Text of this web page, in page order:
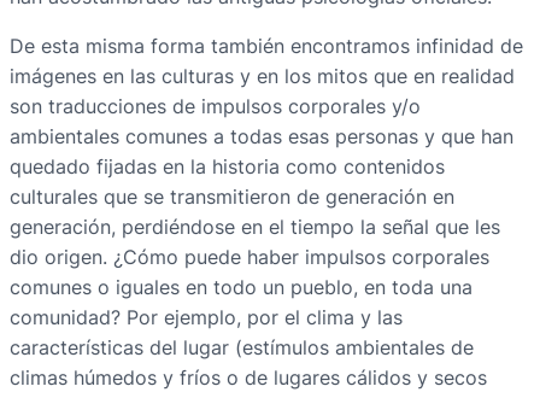
De esta misma forma también encontramos infinidad de
imágenes en las culturas y en los mitos que en realidad
son traducciones de impulsos corporales y/o
ambientales comunes a todas esas personas y que han
quedado fijadas en la historia como contenidos
culturales que se transmitieron de generación en
generación, perdiéndose en el tiempo la señal que les
dio origen. ¿Cómo puede haber impulsos corporales
comunes o iguales en todo un pueblo, en toda una
comunidad? Por ejemplo, por el clima y las
características del lugar (estímulos ambientales de
climas húmedos y fríos o de lugares cálidos y secos